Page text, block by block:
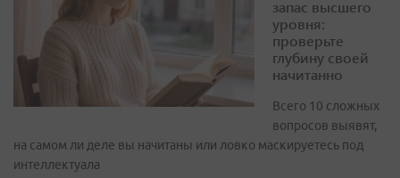
запас высшего
уровня:
проверьте
глубину своей
начитанно
Всего 10 сложных
вопросов выявят,
на самом ли деле вы начитаны или ловко маскируетесь под
интеллектуала